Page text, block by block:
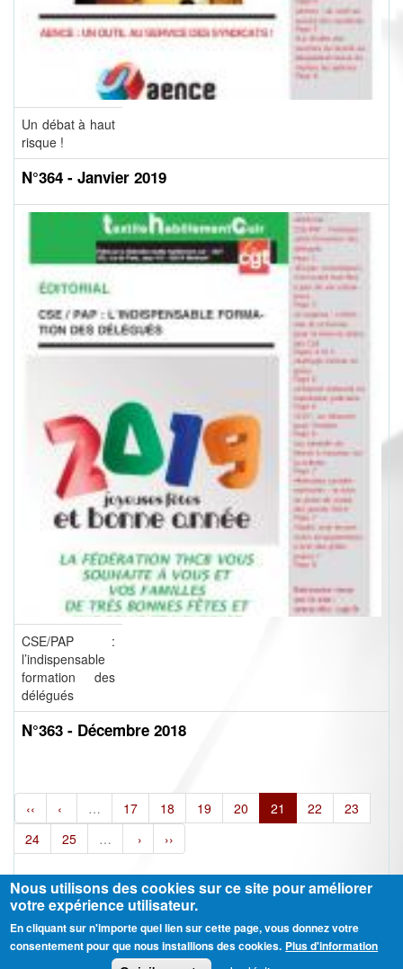
Un débat à haut
risque !
N°364 - Janvier 2019
CSE/PAP :
l’indispensable
formation des
délégués
N°363 - Décembre 2018
‹‹ ‹ … 17 18 19 20 21 22
23
24
25 … › ››
Ⓒ CGT Fédération THCB - Tous les droits réservés - Mentions légales
Nous utilisons des cookies sur ce site pour améliorer
votre expérience utilisateur.
En cliquant sur n'importe quel lien sur cette page, vous donnez votre
consentement pour que nous installions des cookies. Plus d'information